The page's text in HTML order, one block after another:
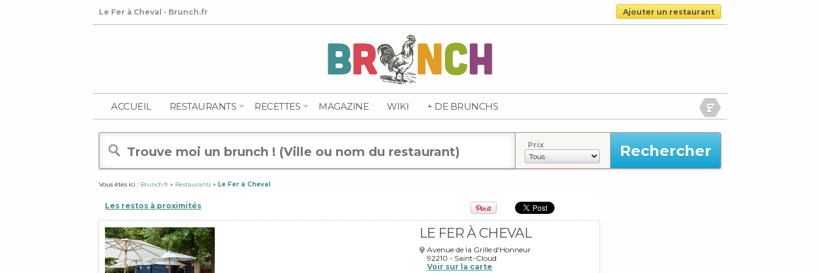
Le Fer à Cheval - Brunch.fr Ajouter un restaurant
ACCUEIL RESTAURANTS RECETTES MAGAZINE WIKI + DE BRUNCHS
Prix
Vous êtes ici : Brunch.fr » Restaurants » Le Fer à Cheval
Les restos à proximités
LE FER À CHEVAL
Avenue de la Grille d'Honneur
92210 - Saint-Cloud
Voir sur la carte